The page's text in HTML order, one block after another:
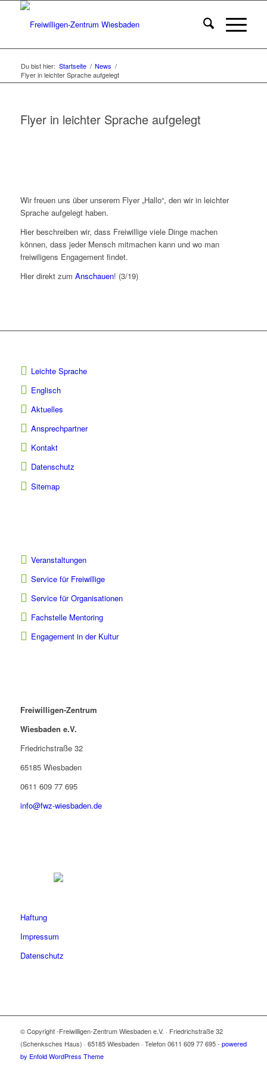
Du bist hier: Startseite / News /
Flyer in leichter Sprache aufgelegt
Flyer in leichter Sprache aufgelegt
Wir freuen uns über unserern Flyer „Hallo“, den wir in leichter
Sprache aufgelegt haben.
Hier beschreiben wir, dass Freiwillige viele Dinge machen
können, dass jeder Mensch mitmachen kann und wo man
freiwiligens Engagement findet.
Hier direkt zum Anschauen! (3/19)
Leichte Sprache
Englisch
Aktuelles
Ansprechpartner
Kontakt
Datenschutz
Sitemap
Veranstaltungen
Service für Freiwillige
Service für Organisationen
Fachstelle Mentoring
Engagement in der Kultur
Freiwilligen-Zentrum
Wiesbaden e.V.
Friedrichstraße 32
65185 Wiesbaden
0611 609 77 695
info@fwz-wiesbaden.de
Haftung
Impressum
Datenschutz
© Copyright -Freiwilligen-Zentrum Wiesbaden e.V. · Friedrichstraße 32
(Schenksches Haus) · 65185 Wiesbaden · Telefon 0611 609 77 695 - powered
by Enfold WordPress Theme